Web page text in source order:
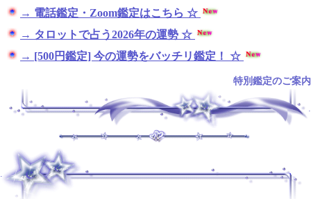
→ 電話鑑定・Zoom鑑定はこちら ☆
→ タロットで占う2026年の運勢 ☆
→ [500円鑑定] 今の運勢をバッチリ鑑定！ ☆
特別鑑定のご案内